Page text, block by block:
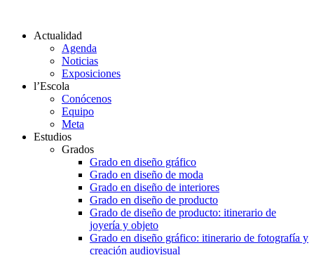
Actualidad
Agenda
Noticias
Exposiciones
l’Escola
Conócenos
Equipo
Meta
Estudios
Grados
Grado en diseño gráfico
Grado en diseño de moda
Grado en diseño de interiores
Grado en diseño de producto
Grado de diseño de producto: itinerario de
joyería y objeto
Grado en diseño gráfico: itinerario de fotografía y
creación audiovisual